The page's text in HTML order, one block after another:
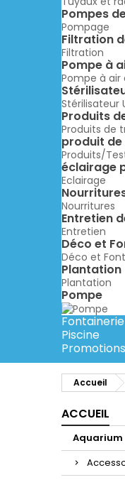
Pompes
Pompage
Filtration
Filtration
Pompe à
Pompe à air
Stérilisateur
Produits
Produits de
produit
Produits/
éclairage
Eclairage
Nourritures
Entretien
Entretien
Déco et
Déco et
Plantation
Plantation
Pompe
Fontainerie
Piscine
Promotions
Accueil
ACCUEIL
Aquarium